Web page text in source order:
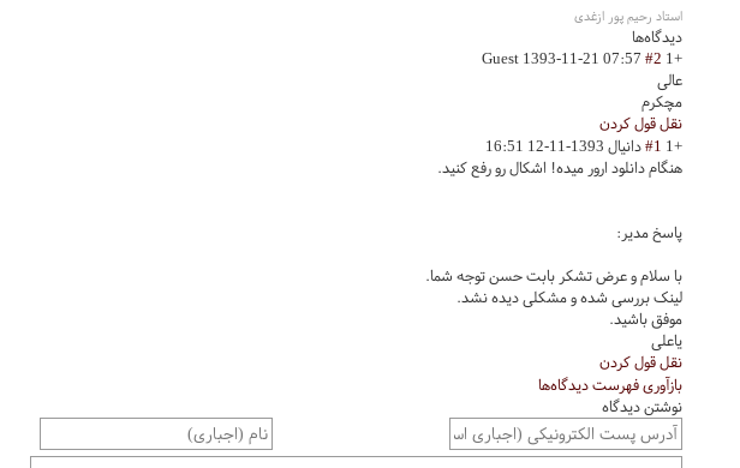
استاد رحیم پور ازغدی
دیدگاه‌ها
+1
#2
Guest 1393-11-21 07:57
عالی
مچکرم
نقل قول کردن
+1
#1دانیال 1393-11-12 16:51
هنگام دانلود ارور میده! اشکال رو رفع کنید.
پاسخ مدیر:
با سلام و عرض تشکر بابت حسن توجه شما.
لینک بررسی شده و مشکلی دیده نشد.
موفق باشید.
یاعلی
نقل قول کردن
بازآوری فهرست دیدگاه‌ها
نوشتن دیدگاه